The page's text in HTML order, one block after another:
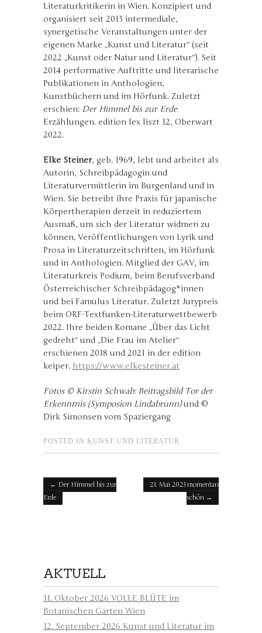
Literaturkritikerin in Wien. Konzipiert und
organisiert seit 2013 intermediale,
synergetische Veranstaltungen unter der
eigenen Marke „Kunst und Literatur“ (seit
2022 „Kunst oder Natur und Literatur“). Seit
2014 performative Auftritte und literarische
Publikationen in Anthologien,
Kunstbüchern und im Hörfunk. Zuletzt
erschien: Der Himmel bis zur Erde
Erzählungen. edition lex liszt 12, Oberwart
2022.
Elke Steiner, geb. 1969, lebt und arbeitet als
Autorin, Schreibpädagogin und
Literaturvermittlerin im Burgenland und in
Wien. Sie betreibt ihre Praxis für japanische
Körpertherapien derzeit in reduziertem
Ausmaß, um sich der Literatur widmen zu
können. Veröffentlichungen von Lyrik und
Prosa in Literaturzeitschriften, im Hörfunk
und in Anthologien. Mitglied der GAV, im
Literaturkreis Podium, beim Berufsverband
Österreichischer Schreibpädagog*innen
und bei Famulus Literatur. Zuletzt Jurypreis
beim ORF-Textfunken-Literaturwettbewerb
2022. Ihre beiden Romane „Über das Licht
gedreht“ und „Die Frau im Atelier“
erschienen 2018 und 2021 in der edition
keiper. https://www.elkesteiner.at
Fotos © Kirstin Schwab: Beitragsbild Tor der
Erkenntnis (Symposion Lindabrunn)und ©
Dirk Simonsen vom Spaziergang
POSTED IN KUNST UND LITERATUR
Post navigation
← Der Himmel bis zur
Erde
23. Mai 2023 momentan
schön →
AKTUELL
11. Oktober 2026 VOLLE BLÜTE im
Botanischen Garten Wien
12. September 2026 Kunst und Literatur im